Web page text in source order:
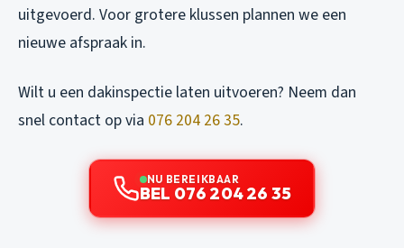
uitgevoerd. Voor grotere klussen plannen we een
nieuwe afspraak in.
Wilt u een dakinspectie laten uitvoeren? Neem dan
snel contact op via 076 204 26 35.
NU BEREIKBAAR
BEL 076 204 26 35